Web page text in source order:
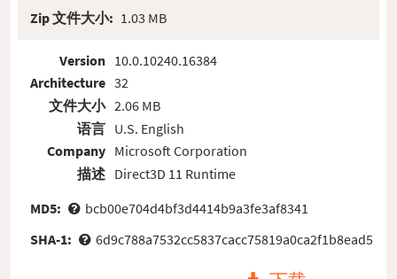
Zip 文件大小: 1.03 MB
Version
Architecture
文件大小
语言
Company
描述
10.0.10240.16384
32
2.06 MB
U.S. English
Microsoft Corporation
Direct3D 11 Runtime
MD5:
bcb00e704d4bf3d4414b9a3fe3af8341
SHA-1:
6d9c788a7532cc5837cacc75819a0ca2f1b8ead5